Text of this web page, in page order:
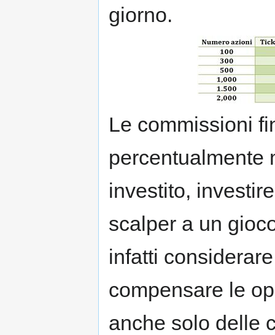
giorno.
Le commissioni
percentualmente
investito,
scalper a un
infatti
compensare le
anche solo delle